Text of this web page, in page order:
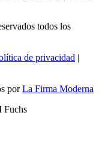
todos los
de privacidad |
porLa Firma Moderna
Fuchs